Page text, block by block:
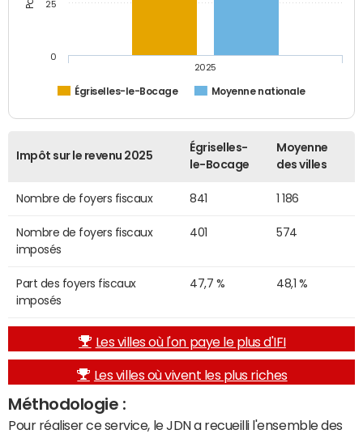
Égriselles-le-Bocage Moyenne nationale
2025
0
25
Impôt sur le revenu 2025
Égriselles-
le-Bocage
Moyenne
des villes
Nombre de foyers fiscaux 841 1 186
Nombre de foyers fiscaux
imposés
401 574
Part des foyers fiscaux
imposés
47,7 % 48,1 %
Les villes où l'on paye le plus d'IFI
Les villes où vivent les plus riches
Méthodologie :
Pour réaliser ce service, le JDN a recueilli l'ensemble des